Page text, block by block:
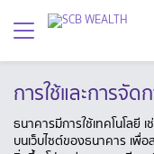
การใช้และการจั
ธนาคารมีการใช้เทคโนโลยี
บนเว็บไซต์ของธนาคาร เพื่